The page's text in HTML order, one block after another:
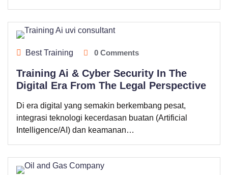
Best Training 0 Comments
Training Ai & Cyber Security In The
Digital Era From The Legal Perspective
Di era digital yang semakin berkembang pesat,
integrasi teknologi kecerdasan buatan (Artificial
Intelligence/AI) dan keamanan…